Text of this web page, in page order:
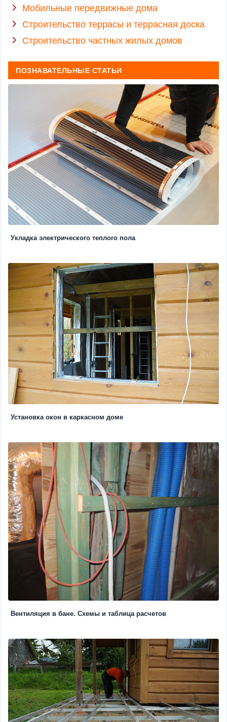
Мобильные передвижные дома
Строительство террасы и террасная доска
Строительство частных жилых домов
ПОЗНАВАТЕЛЬНЫЕ СТАТЬИ
Укладка электрического теплого пола
Установка окон в каркасном доме
Вентиляция в бане. Схемы и таблица расчетов